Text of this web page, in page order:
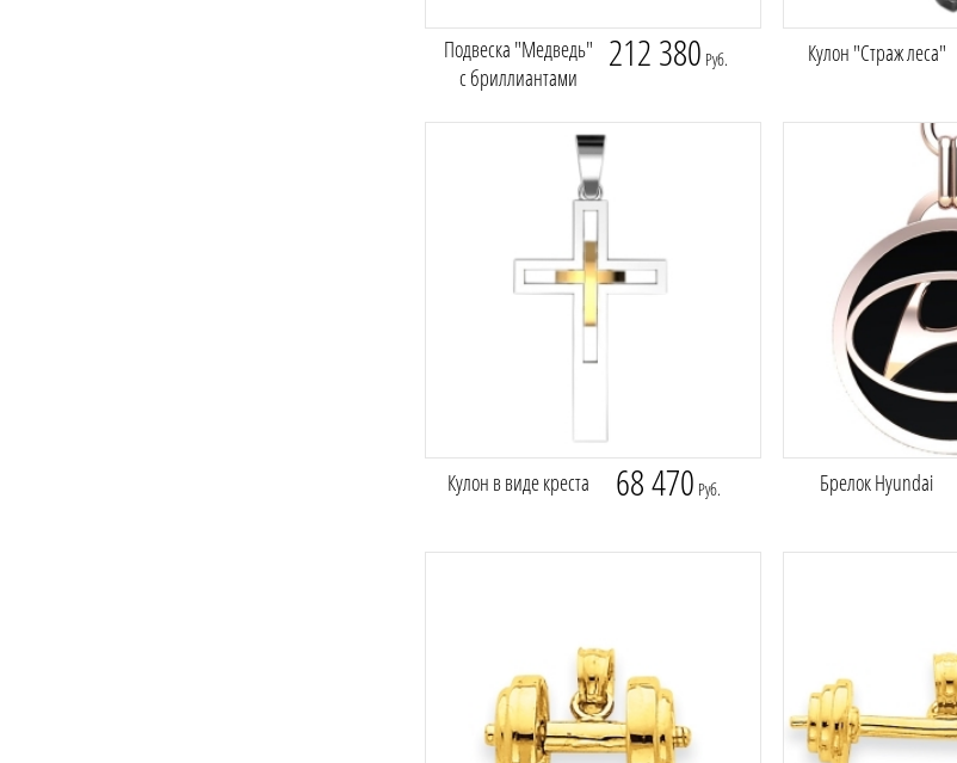
Подвеска "Медведь"
с бриллиантами
212 380 Руб. Кулон "Страж леса"
Кулон в виде креста 68 470 Руб. Брелок Hyundai